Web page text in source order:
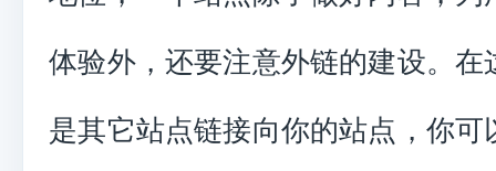
体验外，还要注意外链的建设。在
是其它站点链接向你的站点，你可